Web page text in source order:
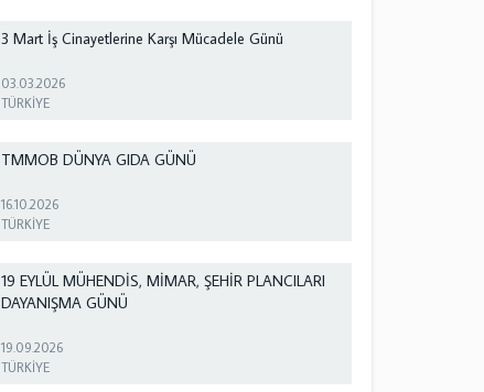
3 Mart İş Cinayetlerine Karşı Mücadele Günü
03.03.2026
TÜRKİYE
TMMOB DÜNYA GIDA GÜNÜ
16.10.2026
TÜRKİYE
19 EYLÜL MÜHENDİS, MİMAR, ŞEHİR PLANCILARI
DAYANIŞMA GÜNÜ
19.09.2026
TÜRKİYE